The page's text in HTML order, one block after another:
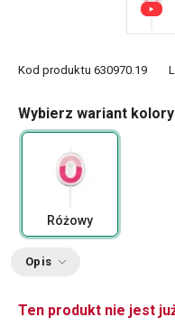
Kod produktu 630970.19
Wybierz wariant
Różowy
Opis
Ten produkt nie jest